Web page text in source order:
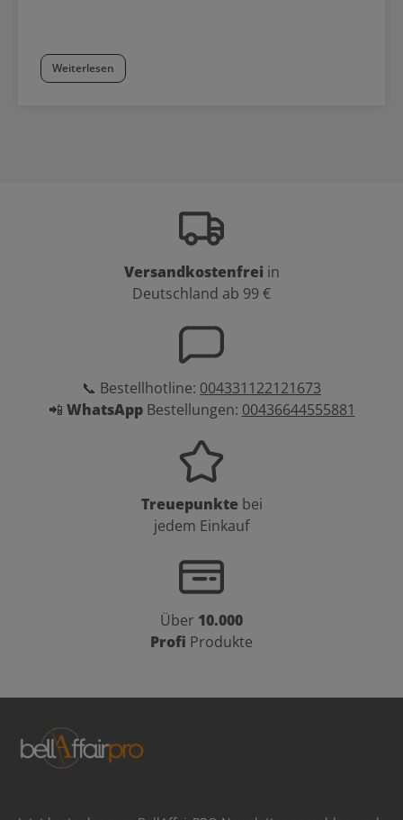
Weiterlesen
Versandkostenfrei in
Deutschland ab 99 €
📞 Bestellhotline: 004331122121673
📲 WhatsAppBestellungen: 00436644555881
Treuepunkte bei
jedem Einkauf
Über 10.000
Profi Produkte